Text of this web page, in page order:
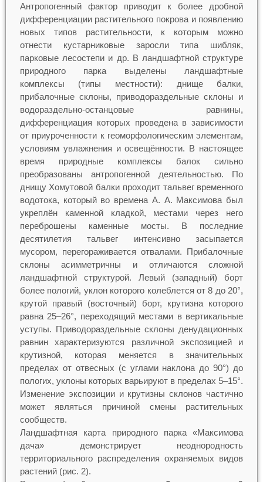
Антропогенный фактор приводит к более дробной
дифференциации растительного покрова и появлению
новых типов растительности, к которым можно
отнести кустарниковые заросли типа шибляк,
парковые лесостепи и др. В ландшафтной структуре
природного парка выделены ландшафтные
комплексы (типы местности): днище балки,
прибалочные склоны, приводораздельные склоны и
водораздельно-останцовые равнины,
дифференциация которых проведена в зависимости
от приуроченности к геоморфологическим элементам,
условиям увлажнения и освещённости. В настоящее
время природные комплексы балок сильно
преобразованы антропогенной деятельностью. По
днищу Хомутовой балки проходит тальвег временного
водотока, который во времена А. А. Максимова был
укреплён каменной кладкой, местами через него
переброшены каменные мосты. В последние
десятилетия тальвег интенсивно засыпается
мусором, перегораживается отвалами. Прибалочные
склоны асимметричны и отличаются сложной
ландшафтной структурой. Левый (западный) борт
более пологий, уклон которого колеблется от 8 до 20°,
крутой правый (восточный) борт, крутизна которого
равна 25–26°, переходящий местами в вертикальные
уступы. Приводораздельные склоны денудационных
равнин характеризуются различной экспозицией и
крутизной, которая меняется в значительных
пределах от отвесных (с углами наклона до 90°) до
пологих, уклоны которых варьируют в пределах 5–15°.
Изменение экспозиции и крутизны склонов частично
может являться причиной смены растительных
сообществ.
Ландшафтная карта природного парка «Максимова
дача» демонстрирует неоднородность
территориального распределения охраняемых видов
растений (рис. 2).